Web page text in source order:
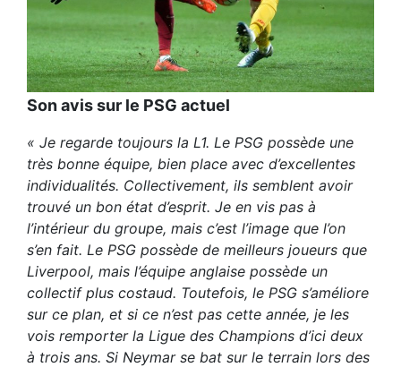
Son avis sur le PSG actuel
« Je regarde toujours la L1. Le PSG possède une
très bonne équipe, bien place avec d’excellentes
individualités. Collectivement, ils semblent avoir
trouvé un bon état d’esprit. Je en vis pas à
l’intérieur du groupe, mais c’est l’image que l’on
s’en fait. Le PSG possède de meilleurs joueurs que
Liverpool, mais l’équipe anglaise possède un
collectif plus costaud. Toutefois, le PSG s’améliore
sur ce plan, et si ce n’est pas cette année, je les
vois remporter la Ligue des Champions d’ici deux
à trois ans. Si Neymar se bat sur le terrain lors des